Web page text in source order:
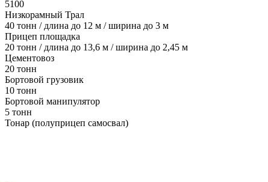
5100
Низкорамный Трал
40 тонн / длина до 12 м / ширина до 3 м
Прицеп площадка
20 тонн / длина до 13,6 м / ширина до 2,45 м
Цементовоз
20 тонн
Бортовой грузовик
10 тонн
Бортовой манипулятор
5 тонн
Тонар (полуприцеп самосвал)